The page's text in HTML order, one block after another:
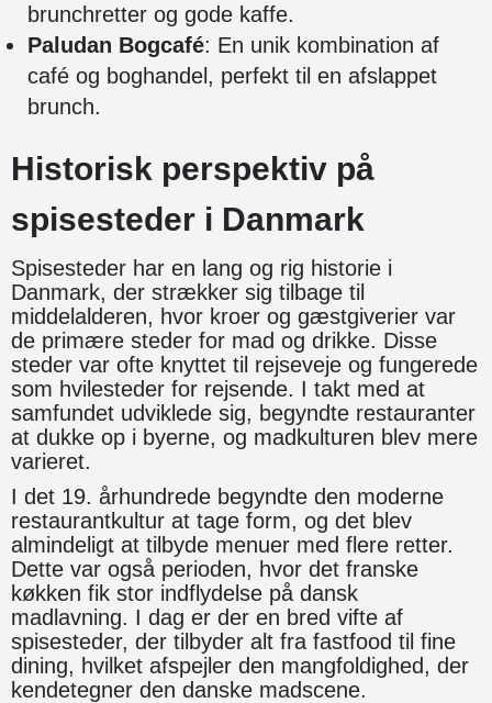
brunchretter og gode kaffe.
Paludan Bogcafé: En unik kombination af
café og boghandel, perfekt til en afslappet
brunch.
Historisk perspektiv på
spisesteder i Danmark
Spisesteder har en lang og rig historie i
Danmark, der strækker sig tilbage til
middelalderen, hvor kroer og gæstgiverier var
de primære steder for mad og drikke. Disse
steder var ofte knyttet til rejseveje og fungerede
som hvilesteder for rejsende. I takt med at
samfundet udviklede sig, begyndte restauranter
at dukke op i byerne, og madkulturen blev mere
varieret.
I det 19. århundrede begyndte den moderne
restaurantkultur at tage form, og det blev
almindeligt at tilbyde menuer med flere retter.
Dette var også perioden, hvor det franske
køkken fik stor indflydelse på dansk
madlavning. I dag er der en bred vifte af
spisesteder, der tilbyder alt fra fastfood til fine
dining, hvilket afspejler den mangfoldighed, der
kendetegner den danske madscene.